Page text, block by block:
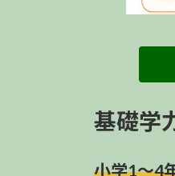
基礎学
小学1～4